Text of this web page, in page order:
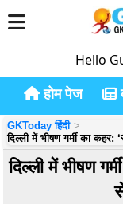
Hello
होम पेज
GKToday हिंदी
दिल्ली में भीषण गर्मी का
दिल्ली में भीषण